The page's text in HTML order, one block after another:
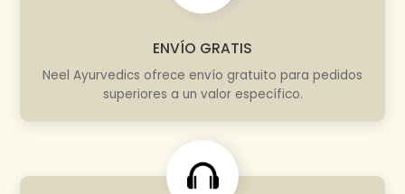
ENVÍO GRATIS
Neel Ayurvedics ofrece envío gratuito para pedidos
superiores a un valor específico.